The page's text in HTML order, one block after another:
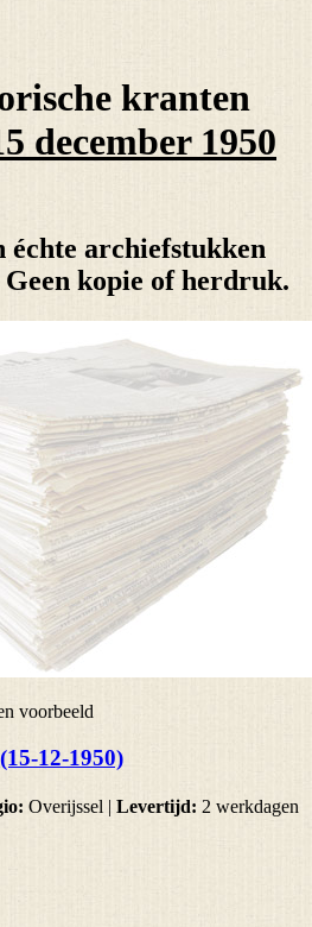
kranten
december 1950
échte archiefstukken
Geen kopie of herdruk.
voorbeeld
12-1950)
Overijssel | Levertijd: 2 werkdagen